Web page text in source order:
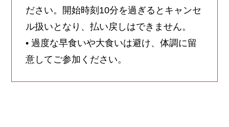
ださい。開始時刻10分を過ぎるとキャンセ
ル扱いとなり、払い戻しはできません。
• 過度な早食いや大食いは避け、体調に留
意してご参加ください。